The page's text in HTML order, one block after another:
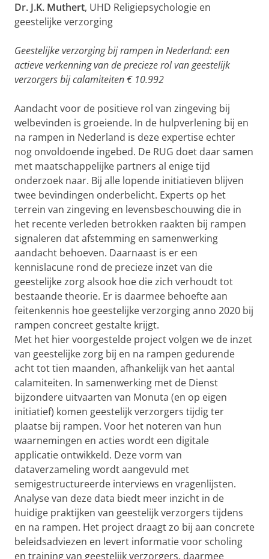
Dr. J.K. Muthert, UHD Religiepsychologie en
geestelijke verzorging
Geestelijke verzorging bij rampen in Nederland: een
actieve verkenning van de precieze rol van geestelijk
verzorgers bij calamiteiten € 10.992
Aandacht voor de positieve rol van zingeving bij
welbevinden is groeiende. In de hulpverlening bij en
na rampen in Nederland is deze expertise echter
nog onvoldoende ingebed. De RUG doet daar samen
met maatschappelijke partners al enige tijd
onderzoek naar. Bij alle lopende initiatieven blijven
twee bevindingen onderbelicht. Experts op het
terrein van zingeving en levensbeschouwing die in
het recente verleden betrokken raakten bij rampen
signaleren dat afstemming en samenwerking
aandacht behoeven. Daarnaast is er een
kennislacune rond de precieze inzet van die
geestelijke zorg alsook hoe die zich verhoudt tot
bestaande theorie. Er is daarmee behoefte aan
feitenkennis hoe geestelijke verzorging anno 2020 bij
rampen concreet gestalte krijgt.
Met het hier voorgestelde project volgen we de inzet
van geestelijke zorg bij en na rampen gedurende
acht tot tien maanden, afhankelijk van het aantal
calamiteiten. In samenwerking met de Dienst
bijzondere uitvaarten van Monuta (en op eigen
initiatief) komen geestelijk verzorgers tijdig ter
plaatse bij rampen. Voor het noteren van hun
waarnemingen en acties wordt een digitale
applicatie ontwikkeld. Deze vorm van
dataverzameling wordt aangevuld met
semigestructureerde interviews en vragenlijsten.
Analyse van deze data biedt meer inzicht in de
huidige praktijken van geestelijk verzorgers tijdens
en na rampen. Het project draagt zo bij aan concrete
beleidsadviezen en levert informatie voor scholing
en training van geestelijk verzorgers. daarmee